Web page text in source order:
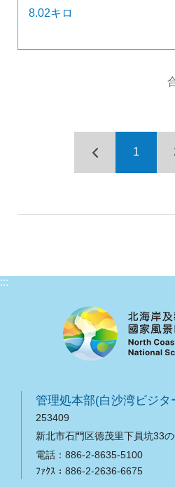
8.02キロ
1
:::
管理処本部(白沙湾ビジタ
253409
新北市石門区徳茂里下員坑33
電話：886-2-8635-5100
ﾌｧｸｽ：886-2-2636-6675